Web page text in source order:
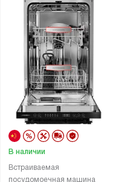
Встраиваемая
посудомоечная машина
В наличии